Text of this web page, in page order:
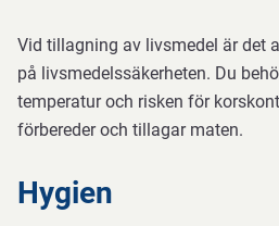
Vid tillagning av livsmedel är det
på livsmedelssäkerheten. Du
temperatur och risken för
förbereder och tillagar maten.
Hygien